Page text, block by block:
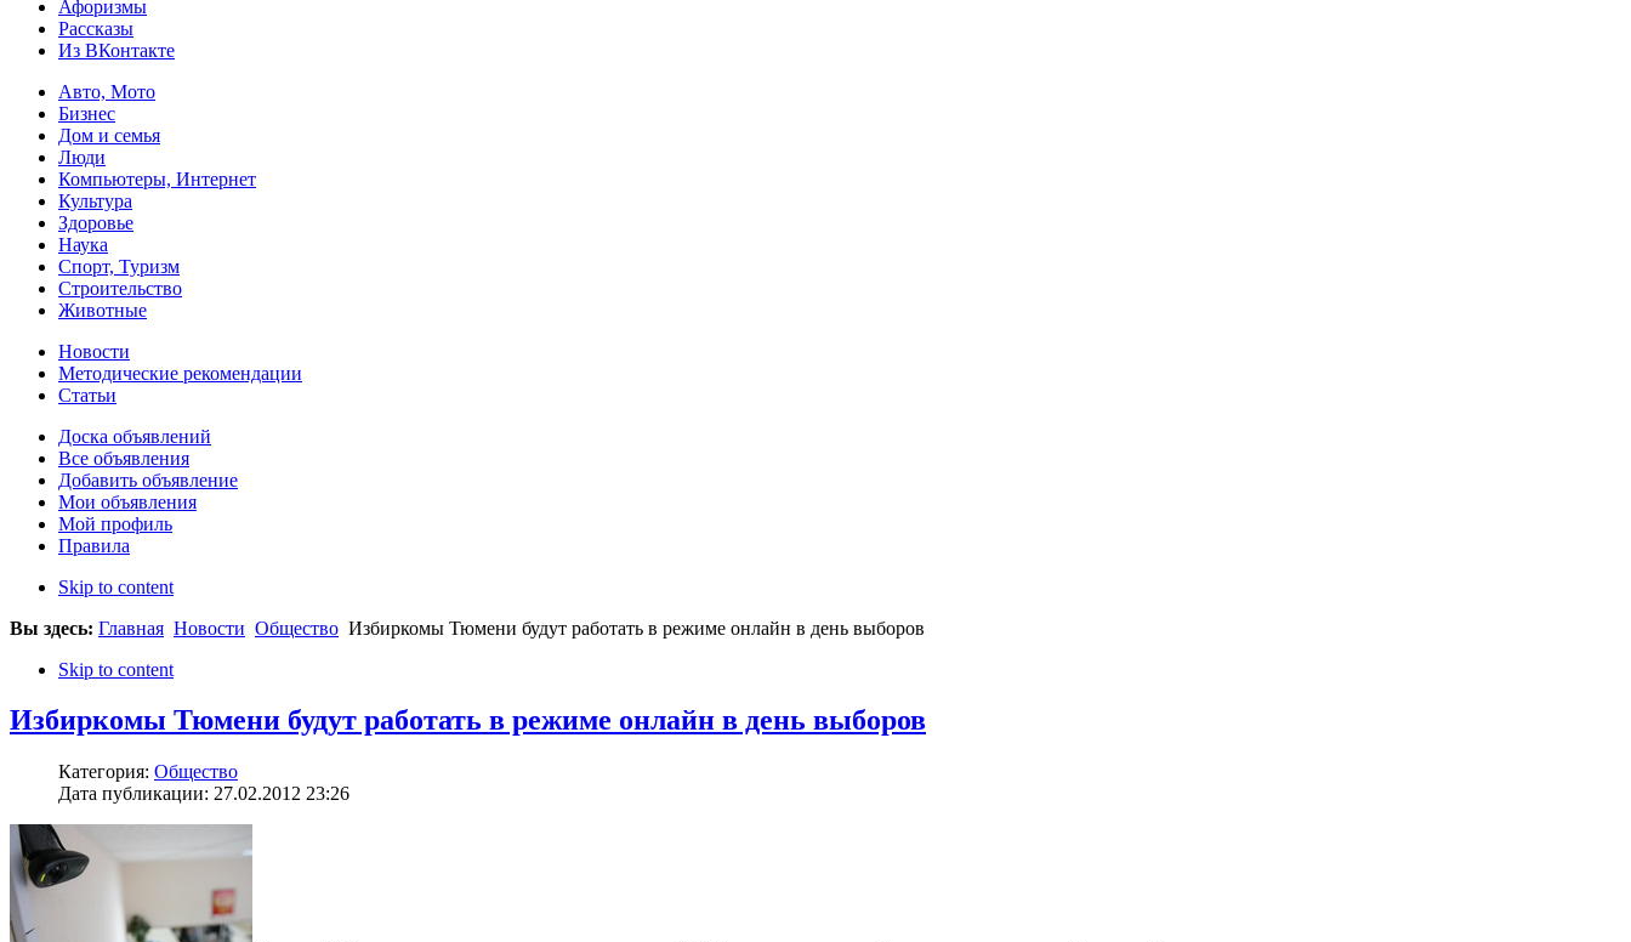
Афоризмы
Рассказы
Из ВКонтакте
Авто, Мото
Бизнес
Дом и семья
Люди
Компьютеры, Интернет
Культура
Здоровье
Наука
Спорт, Туризм
Строительство
Животные
Новости
Методические рекомендации
Статьи
Доска объявлений
Все объявления
Добавить объявление
Мои объявления
Мой профиль
Правила
Skip to content
Вы здесь: Главная Новости Общество Избиркомы Тюмени будут работать в режиме онлайн в день выборов
Skip to content
Избиркомы Тюмени будут работать в режиме онлайн в день выборов
Категория: Общество
Дата публикации: 27.02.2012 23:26